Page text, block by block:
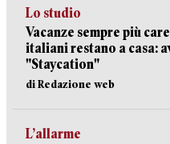
Lo studio
Vacanze sempre più
italiani restano a casa:
"Staycation"
di Redazione web
L’allarme